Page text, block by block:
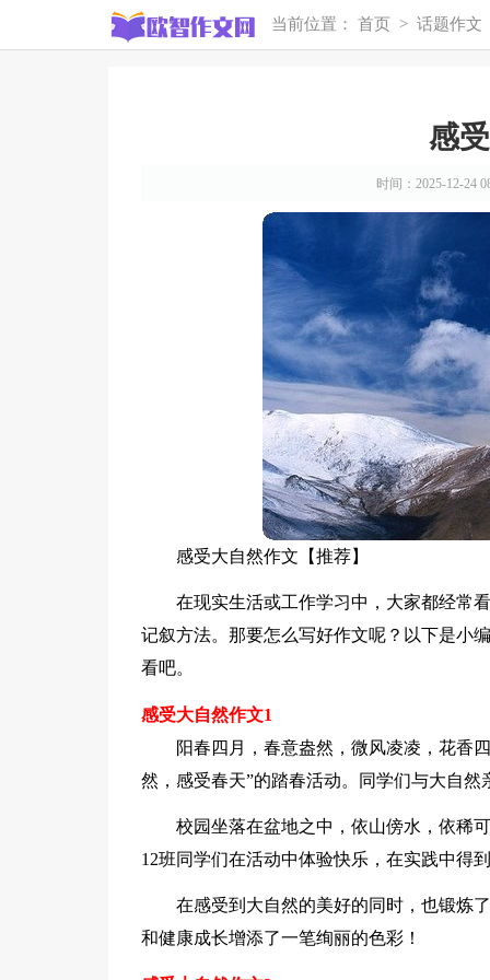
当前位置： 首页 > 话题作文
感
时间：2025-12-24
感受大自然作文【推荐】
在现实生活或工作学习中，大家都经常
记叙方法。那要怎么写好作文呢？以下是小
看吧。
感受大自然作文1
阳春四月，春意盎然，微风凌凌，花香
然，感受春天”的踏春活动。同学们与大自
校园坐落在盆地之中，依山傍水，依稀
12班同学们在活动中体验快乐，在实践中得
在感受到大自然的美好的同时，也锻炼
和健康成长增添了一笔绚丽的色彩！